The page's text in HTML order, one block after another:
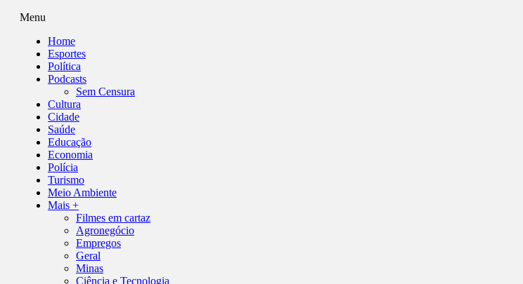
Menu
Home
Esportes
Política
Podcasts
Sem Censura
Cultura
Cidade
Saúde
Educação
Economia
Polícia
Turismo
Meio Ambiente
Mais +
Filmes em cartaz
Agronegócio
Empregos
Geral
Minas
Ciência e Tecnologia